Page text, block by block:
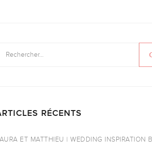
RÉCENTS
ET MATTHIEU | WEDDING INSPIRATION